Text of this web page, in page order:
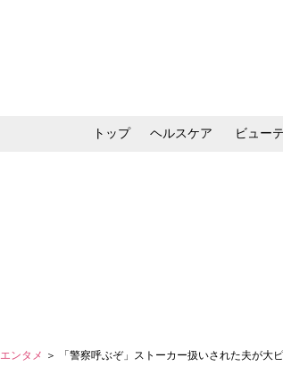
トップ ヘルスケア ビュー
エンタメ ＞ 「警察呼ぶぞ」ストーカー扱いされた夫が大